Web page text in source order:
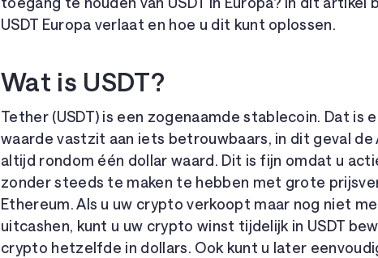
USDT Europa verlaat en hoe u dit kunt oplossen.
Wat is USDT?
Tether (USDT) is een zogenaamde stablecoin. Dat is
waarde vastzit aan iets betrouwbaars, in dit geval de
altijd rondom één dollar waard. Dit is fijn omdat u
zonder steeds te maken te hebben met grote
Ethereum. Als u uw crypto verkoopt maar nog niet
uitcashen, kunt u uw crypto winst tijdelijk in USDT
crypto hetzelfde in dollars. Ook kunt u later